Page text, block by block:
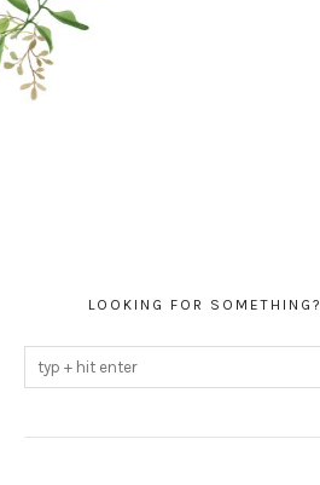
LOOKING FOR SOMETHING?